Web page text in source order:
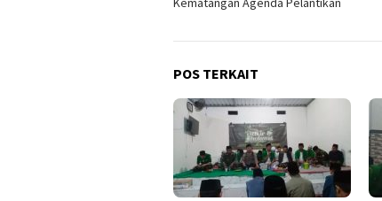
POS TERKAIT